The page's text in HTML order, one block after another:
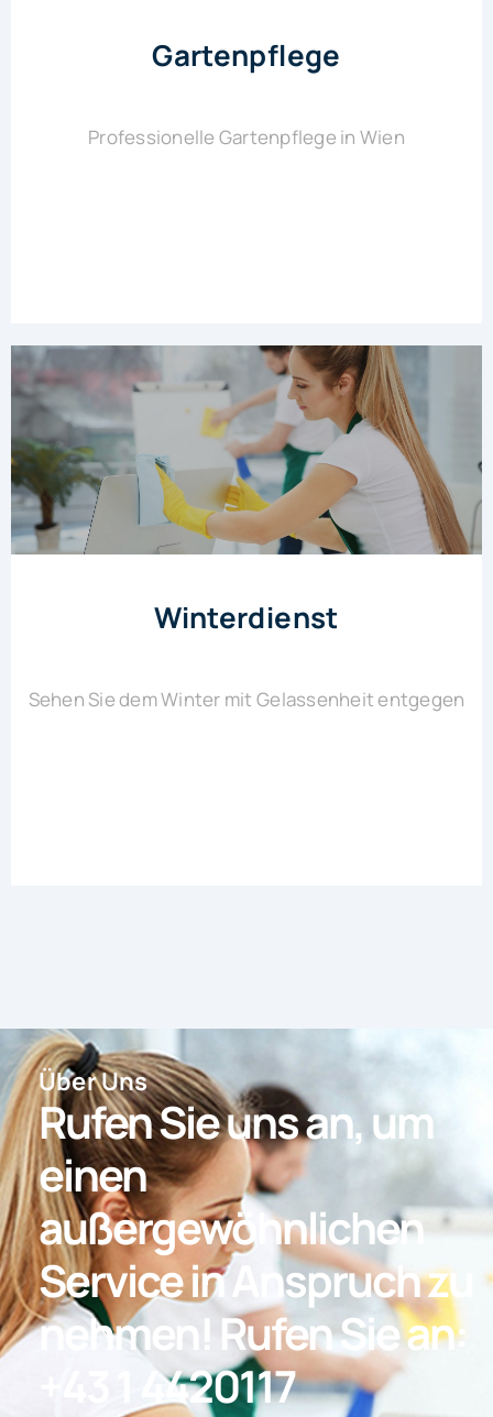
Gartenpflege
Professionelle Gartenpflege in Wien
Winterdienst
Sehen Sie dem Winter mit Gelassenheit entgegen
Über Uns
Rufen Sie uns an, um
einen
außergewöhnlichen
Service in Anspruch zu
nehmen! Rufen Sie an:
+43 1 4420117